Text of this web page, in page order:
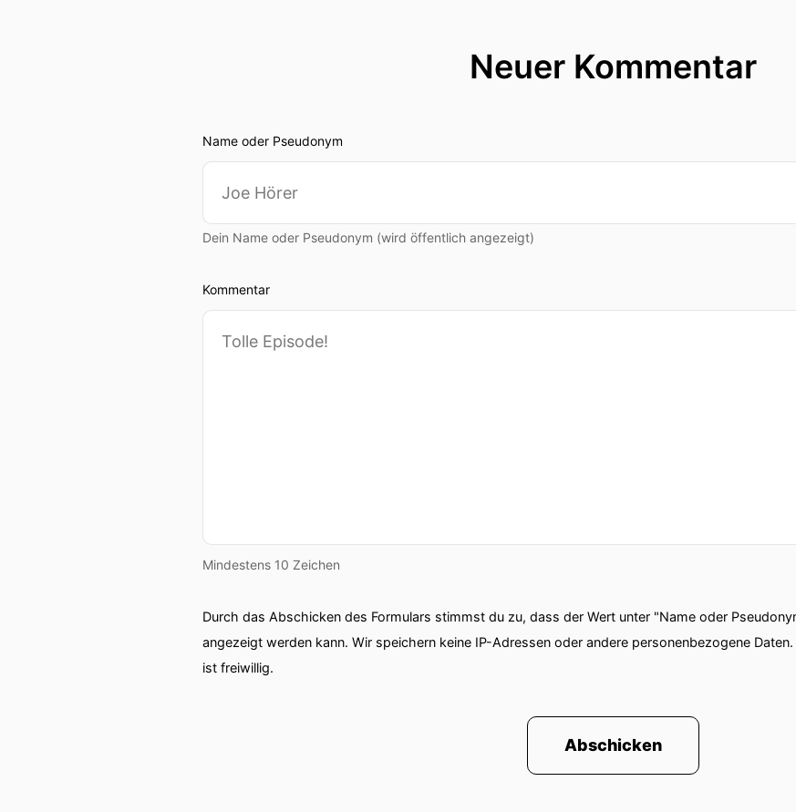
Neuer Kommentar
Name oder Pseudonym
Dein Name oder Pseudonym (wird öffentlich angezeigt)
Kommentar
Mindestens 10 Zeichen
Durch das Abschicken des Formulars stimmst du zu, dass der Wert unter "Name oder
angezeigt werden kann. Wir speichern keine IP-Adressen oder andere personenbezogene
ist freiwillig.
Abschicken